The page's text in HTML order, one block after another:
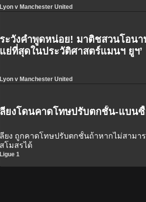
Lyon v Manchester United
ระวังคำพูดหน่อย! มาติชสวนโอนา
แย่ที่สุดในประวัติศาสตร์แมนฯ ยูฯ’
Lyon v Manchester United
ลียงโดนคาดโทษปรับตกชั้น-แบนซื้
ลียง ถูกคาดโทษปรับตกชั้นถ้าหากไม่สามา
สโมสรได้
Ligue 1